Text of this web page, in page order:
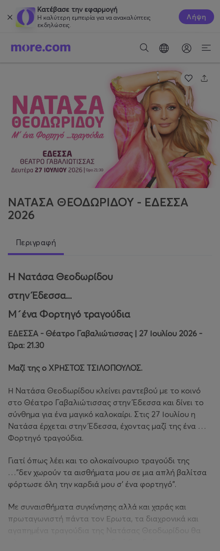
Κατέβασε την εφαρμογή
Η καλύτερη εμπειρία για να ανακαλύπτεις
εκδηλώσεις.
Λήψη
ΝΑΤΑΣΑ ΘΕΟΔΩΡΙΔΟΥ - ΕΔΕΣΣΑ
2026
Περιγραφή
Η Νατάσα Θεοδωρίδου
στην Έδεσσα...
Μ´ένα Φορτηγό τραγούδια
ΕΔΕΣΣΑ - Θέατρο Γαβαλιώτισσας | 27 Ιουλίου 2026 -
Ώρα: 21.30
Μαζί της ο ΧΡΗΣΤΟΣ ΤΣΙΛΟΠΟΥΛΟΣ.
Η Νατάσα Θεοδωρίδου κλείνει ραντεβού με το κοινό
στο Θέατρο Γαβαλιώτισσας στην Έδεσσα και δίνει το
σύνθημα για ένα μαγικό καλοκαίρι. Στις 27 Ιουλίου η
Νατάσα έρχεται στην Έδεσσα, έχοντας μαζί της ένα …
Φορτηγό τραγούδια.
Γιατί όπως λέει και το ολοκαίνουριο τραγούδι της
…”δεν χωρούν τα αισθήματα μου σε μια απλή βαλίτσα
φόρτωσε όλη την καρδιά μου σ’ ένα φορτηγό”.
Με συναισθήματα συγκίνησης αλλά και χαράς και
πρωταγωνιστή πάντα τον Ερωτα, τα διαχρονικά και
αγαπημένα τραγούδια της Νατάσας Θεοδωρίδου θα